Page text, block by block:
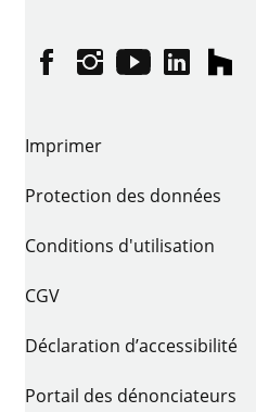
FacebookInstagram
YouTubelinkedinhouzz
Imprimer
Protection des données
Conditions d'utilisation
CGV
Déclaration d’accessibilité
Portail des dénonciateurs